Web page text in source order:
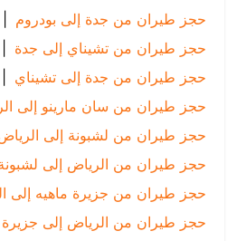
حجز طيران من جدة إلى بودروم |
حجز طيران من تشيناي إلى جدة
حجز طيران من جدة إلى تشيناي |
حجز طيران من سان مارينو إلى الرياض
حجز طيران من لشبونة إلى الرياض
|
حجز طيران من الرياض إلى لشبونة |
حجز طيران من جزيرة ماهيه إلى الرياض
حجز طيران من الرياض إلى جزيرة ماهيه